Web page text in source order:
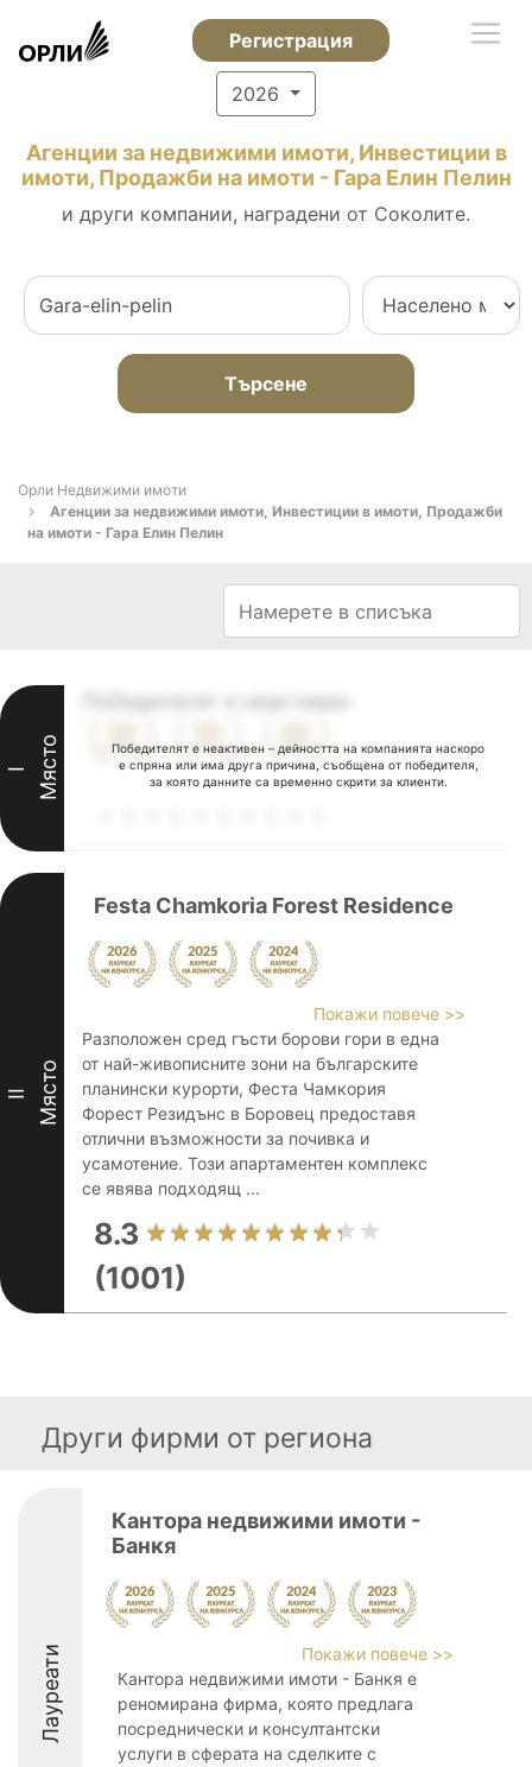
Регистрация
2026
Агенции за недвижими имоти, Инвестиции в
имоти, Продажби на имоти - Гара Елин Пелин
и други компании, наградени от Соколите.
Търсене
Орли Недвижими имоти
Агенции за недвижими имоти, Инвестиции в имоти, Продажби
на имоти - Гара Елин Пелин
Победителят е неактивен – дейността на компанията наскоро
е спряна или има друга причина, съобщена от победителя,
за която данните са временно скрити за клиенти.
I Място
Победителят е неактивен
II Място
Festa Chamkoria Forest Residence
Покажи повече >>
Разположен сред гъсти борови гори в една
от най-живописните зони на българските
планински курорти, Феста Чамкория
Форест Резидънс в Боровец предоставя
отлични възможности за почивка и
усамотение. Този апартаментен комплекс
се явява подходящ ...
8.3
(1001)
Други фирми от региона
Лауреати
Кантора недвижими имоти -
Банкя
Покажи повече >>
Кантора недвижими имоти - Банкя е
реномирана фирма, която предлага
посреднически и консултантски
услуги в сферата на сделките с